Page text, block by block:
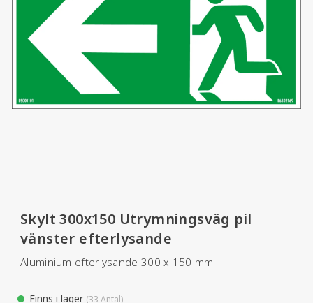
Skylt 300x150 Utrymningsväg pil
vänster efterlysande
Aluminium efterlysande 300 x 150 mm
Finns i lager (33 Antal)